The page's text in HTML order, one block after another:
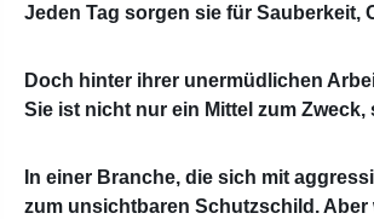
Jeden Tag sorgen sie für
Doch hinter ihrer unermüdlichen
Sie ist nicht nur ein Mittel zum
In einer Branche, die sich mit
zum unsichtbaren Schutzschild.